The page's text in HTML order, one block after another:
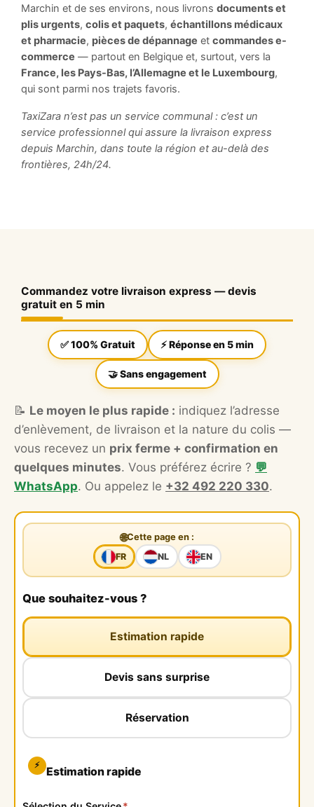
Marchin et de ses environs, nous livrons documents et
plis urgents, colis et paquets, échantillons médicaux
et pharmacie, pièces de dépannage et commandes e-
commerce — partout en Belgique et, surtout, vers la
France, les Pays-Bas, l’Allemagne et le Luxembourg,
qui sont parmi nos trajets favoris.
TaxiZara n’est pas un service communal : c’est un
service professionnel qui assure la livraison express
depuis Marchin, dans toute la région et au-delà des
frontières, 24h/24.
Commandez votre livraison express — devis
gratuit en 5 min
✅ 100% Gratuit ⚡ Réponse en 5 min
🤝 Sans engagement
📝 Le moyen le plus rapide : indiquez l’adresse
d’enlèvement, de livraison et la nature du colis —
vous recevez un prix ferme + confirmation en
quelques minutes. Vous préférez écrire ? 💬
WhatsApp. Ou appelez le +32 492 220 330.
🌐Cette page en :
FR
NL EN
Que souhaitez-vous ?
Estimation rapide
Devis sans surprise
Réservation
⚡ Estimation rapide